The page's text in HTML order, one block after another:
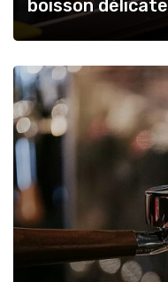
boisson délicate